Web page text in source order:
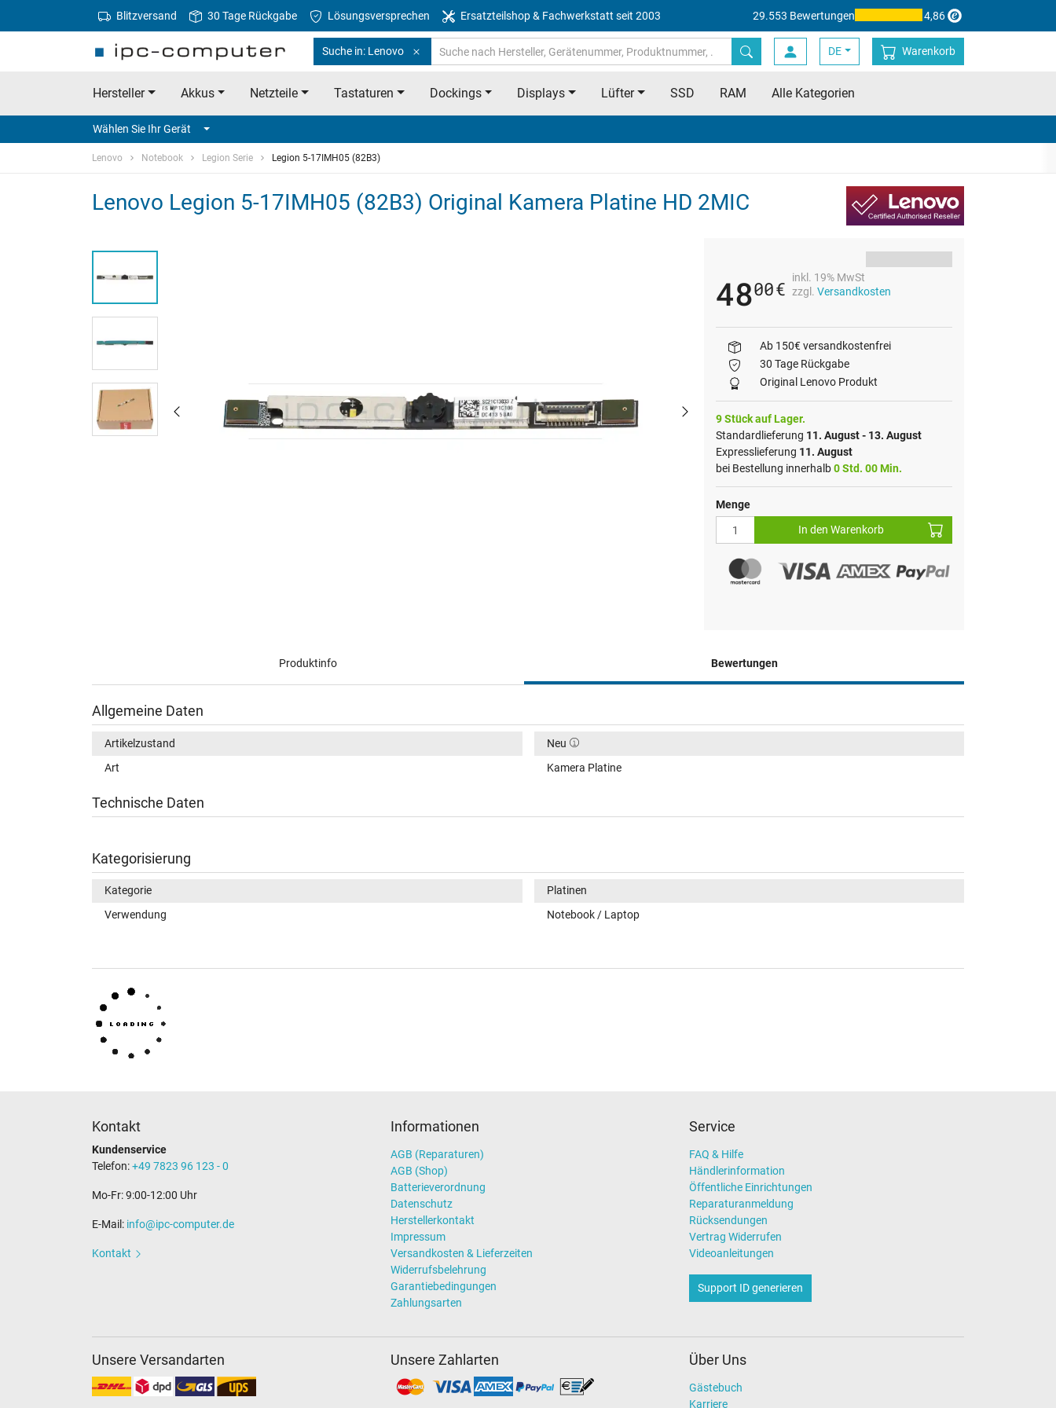
Blitzversand 30 Tage Rückgabe Lösungsversprechen Ersatzteilshop & Fachwerkstatt seit 2003 29.553 Bewertungen 4,86
Suche in: Lenovo DE Warenkorb
Hersteller Akkus Netzteile Tastaturen Dockings Displays Lüfter SSD RAM Alle Kategorien
Wählen Sie Ihr Gerät
Lenovo Notebook Legion Serie Legion 5-17IMH05 (82B3)
Lenovo Legion 5-17IMH05 (82B3) Original Kamera Platine HD 2MIC
4800€
inkl. 19% MwSt
zzgl. Versandkosten
Ab 150€ versandkostenfrei
30 Tage Rückgabe
Original Lenovo Produkt
9 Stück auf Lager.
Standardlieferung 11. August - 13. August
Expresslieferung 11. August
bei Bestellung innerhalb0 Std. 00 Min.
Menge
In den Warenkorb
Produktinfo Bewertungen
Allgemeine Daten
Artikelzustand
Neu
Art
Kamera Platine
Technische Daten
Kategorisierung
Kategorie
Platinen
Verwendung
Notebook / Laptop
Kontakt
Kundenservice
Telefon:+49 7823 96 123 - 0
Mo-Fr: 9:00-12:00 Uhr
E-Mail: info@ipc-computer.de
Kontakt
Informationen
AGB (Reparaturen)
AGB (Shop)
Batterieverordnung
Datenschutz
Herstellerkontakt
Impressum
Versandkosten & Lieferzeiten
Widerrufsbelehrung
Garantiebedingungen
Zahlungsarten
Service
FAQ & Hilfe
Händlerinformation
Öffentliche Einrichtungen
Reparaturanmeldung
Rücksendungen
Vertrag Widerrufen
Videoanleitungen
Support ID generieren
Über Uns
Gästebuch
Karriere
Unsere Versandarten Unsere Zahlarten